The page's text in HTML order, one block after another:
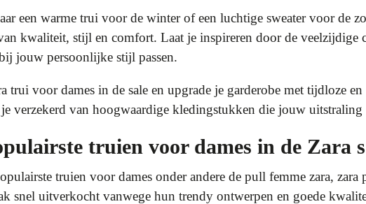
een warme trui voor de winter of een luchtige sweater voor de
kwaliteit, stijl en comfort. Laat je inspireren door de veelzijdige
jouw persoonlijke stijl passen.
trui voor dames in de sale en upgrade je garderobe met tijdloze
verzekerd van hoogwaardige kledingstukken die jouw
truien voor dames in de Zara
truien voor dames onder andere de pull femme zara, zara
snel uitverkocht vanwege hun trendy ontwerpen en goede